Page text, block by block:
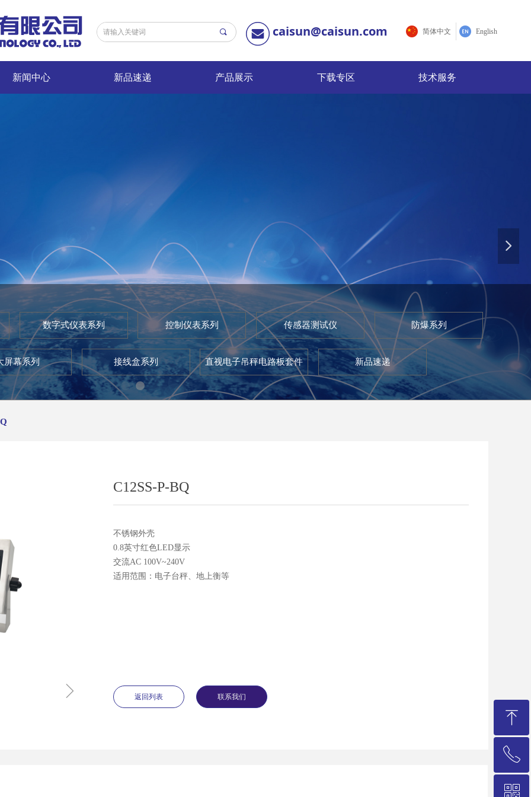
新闻中心 新品速递 产品展示 下载专区 技术服务
끠 caisun@caisun.com 简体中文 English
ꁇ
C12SS-P-BQ
不锈钢外壳
0.8英寸红色LED显示
交流AC 100V~240V
适用范围：电子台秤、地上衡等
返回列表 联系我们
数字式仪表系列 控制仪表系列 传感器测试仪 防爆系列
屏幕系列 接线盒系列 直视电子吊秤电路板套件 新品速递
提供全方位的优质服务
넲
ꁸ
回到顶部
ꂅ
021-58235786
ꀥ